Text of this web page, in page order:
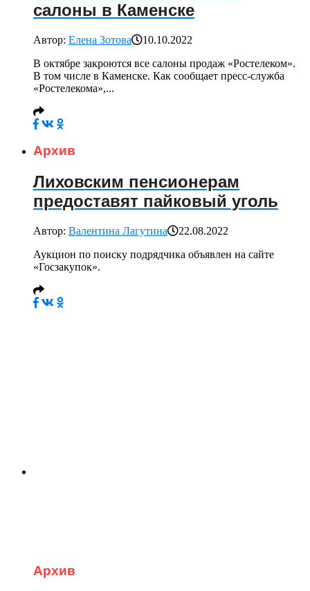
салоны в Каменске
Автор: Елена Зотова
10.10.2022
В октябре закроются все салоны продаж «Ростелеком».
В том числе в Каменске. Как сообщает пресс-служба
«Ростелекома»,...
Архив
Лиховским пенсионерам
предоставят пайковый уголь
Автор: Валентина Лагутина
22.08.2022
Аукцион по поиску подрядчика объявлен на сайте
«Госзакупок».
Архив